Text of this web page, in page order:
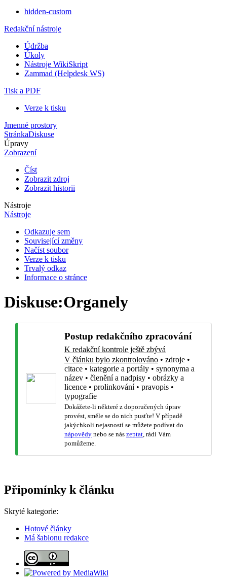
hidden-custom
Redakční nástroje
Údržba
Úkoly
Nástroje WikiSkript
Zammad (Helpdesk WS)
Tisk a PDF
Verze k tisku
Jmenné prostory
StránkaDiskuse
Úpravy
Zobrazení
Číst
Zobrazit zdroj
Zobrazit historii
Nástroje
Nástroje
Odkazuje sem
Související změny
Načíst soubor
Verze k tisku
Trvalý odkaz
Informace o stránce
Diskuse:Organely
Postup redakčního zpracování
K redakční kontrole ještě zbývá
V článku bylo zkontrolováno • zdroje •
citace • kategorie a portály • synonyma a
název • členění a nadpisy • obrázky a
licence • prolinkování• pravopis •
typografie
Dokážete-li některé z doporučených úprav
provést, směle se do nich pusťte! V případě
jakýchkoli nejasností se můžete podívat do
nápovědy nebo se nás zeptat , rádi Vám
pomůžeme.
Připomínky k článku
Skryté kategorie:
Hotové články
Má šablonu redakce